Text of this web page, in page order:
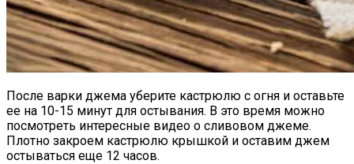
После варки джема уберите кастрюлю с огня и оставьте
ее на 10-15 минут для остывания. В это время можно
посмотреть интересные видео о сливовом джеме.
Плотно закроем кастрюлю крышкой и оставим джем
остываться еще 12 часов.